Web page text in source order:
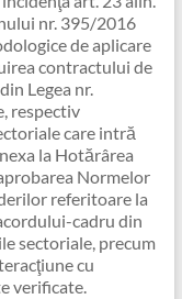
nr. 395/2016
de aplicare
contractului de
Legea nr.
respectiv
care intră
la Hotărârea
Normelor
referitoare la
cadru din
sectoriale, precum
cu
verificate.